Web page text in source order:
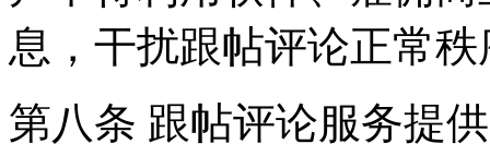
息，干扰跟帖评论正常
第八条 跟帖评论服务提